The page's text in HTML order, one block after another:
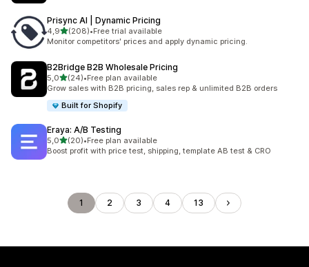
Prisync AI | Dynamic Pricing
4,9/ 5 tähteä
(208)
208 arvostelua yhteensä
•Free trial available
Monitor competitors' prices and apply dynamic pricing.
B2Bridge B2B Wholesale Pricing
5,0/ 5 tähteä
(24)
24 arvostelua yhteensä
•Free plan available
Grow sales with B2B pricing, sales rep & unlimited B2B orders
Built for Shopify
Eraya: A/B Testing
5,0/ 5 tähteä
(20)
20 arvostelua yhteensä
•Free plan available
Boost profit with price test, shipping, template AB test & CRO
1 2 3 4 13